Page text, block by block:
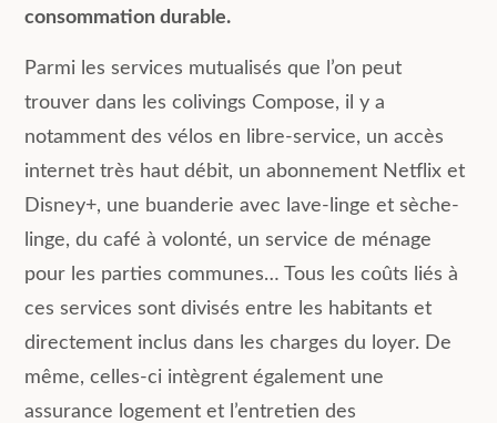
consommation durable.
Parmi les services mutualisés que l’on peut
trouver dans les colivings Compose, il y a
notamment des vélos en libre-service, un accès
internet très haut débit, un abonnement Netflix et
Disney+, une buanderie avec lave-linge et sèche-
linge, du café à volonté, un service de ménage
pour les parties communes… Tous les coûts liés à
ces services sont divisés entre les habitants et
directement inclus dans les charges du loyer. De
même, celles-ci intègrent également une
assurance logement et l’entretien des